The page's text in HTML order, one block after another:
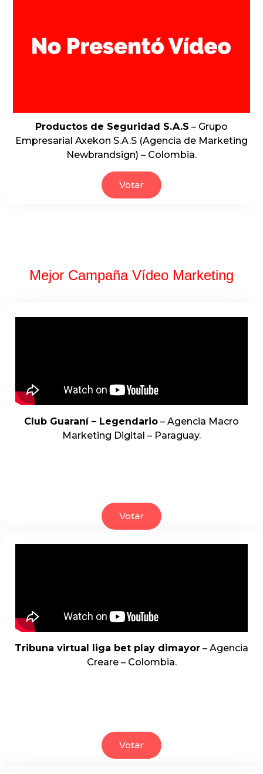
Productos de Seguridad S.A.S – Grupo
Empresarial Axekon S.A.S (Agencia de Marketing
Newbrandsign) – Colombia.
Votar
Mejor Campaña Vídeo Marketing
Club Guaraní – Legendario – Agencia Macro
Marketing Digital – Paraguay.
Votar
Tribuna virtual liga bet play dimayor – Agencia
Creare – Colombia.
Votar